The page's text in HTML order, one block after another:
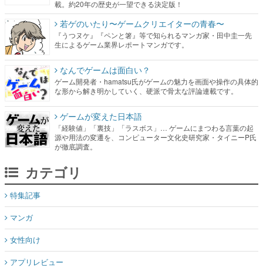
載。約20年の歴史が一望できる決定版！
若ゲのいたり〜ゲームクリエイターの青春〜
『うつヌケ』『ペンと箸』等で知られるマンガ家・田中圭一先
生によるゲーム業界レポートマンガです。
なんでゲームは面白い？
ゲーム開発者・hamatsu氏がゲームの魅力を画面や操作の具体的
な形から解き明かしていく、硬派で骨太な評論連載です。
ゲームが変えた日本語
「経験値」「裏技」「ラスボス」… ゲームにまつわる言葉の起
源や用法の変遷を、コンピューター文化史研究家・タイニーP氏
が徹底調査。
カテゴリ
特集記事
マンガ
女性向け
アプリレビュー